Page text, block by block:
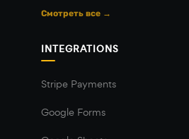
Смотреть все →
INTEGRATIONS
Stripe Payments
Google Forms